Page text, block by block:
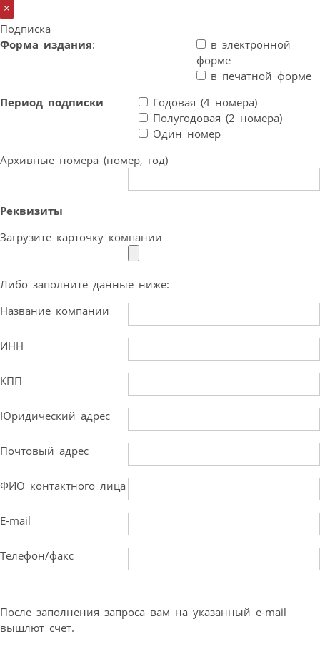
×
Подписка
Форма издания:
в электронной
форме
в печатной форме
Период подписки
Годовая (4 номера)
Полугодовая (2 номера)
Один номер
Архивные номера (номер, год)
Реквизиты
Загрузите карточку компании
Либо заполните данные ниже:
Название компании
ИНН
КПП
Юридический адрес
Почтовый адрес
ФИО контактного лица
E-mail
Телефон/факс
После заполнения запроса вам на указанный e-mail
вышлют счет.